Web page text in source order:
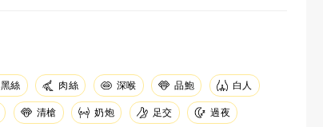
黑絲 肉絲 深喉 品鮑 白人
清槍 奶炮 足交 過夜